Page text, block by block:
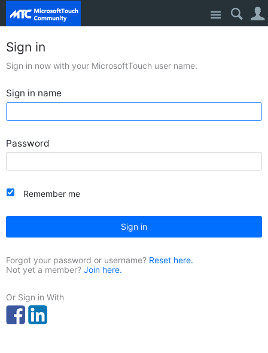
Site
Sign in
Sign in now with your MicrosoftTouch user name.
Sign in name
Password
Remember me
Sign in
Forgot your password or username? Reset here.
Not yet a member? Join here.
Or Sign in With